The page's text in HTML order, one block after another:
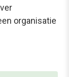
organisatie